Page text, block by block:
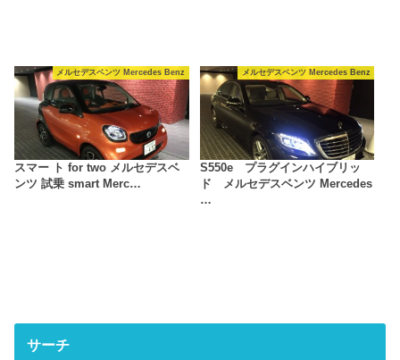
メルセデスベンツ Mercedes Benz
スマー ト for two メルセデスベ
ンツ 試乗 smart Merc…
メルセデスベンツ Mercedes Benz
S550e プラグインハイブリッ
ド メルセデスベンツ Mercedes
…
サーチ